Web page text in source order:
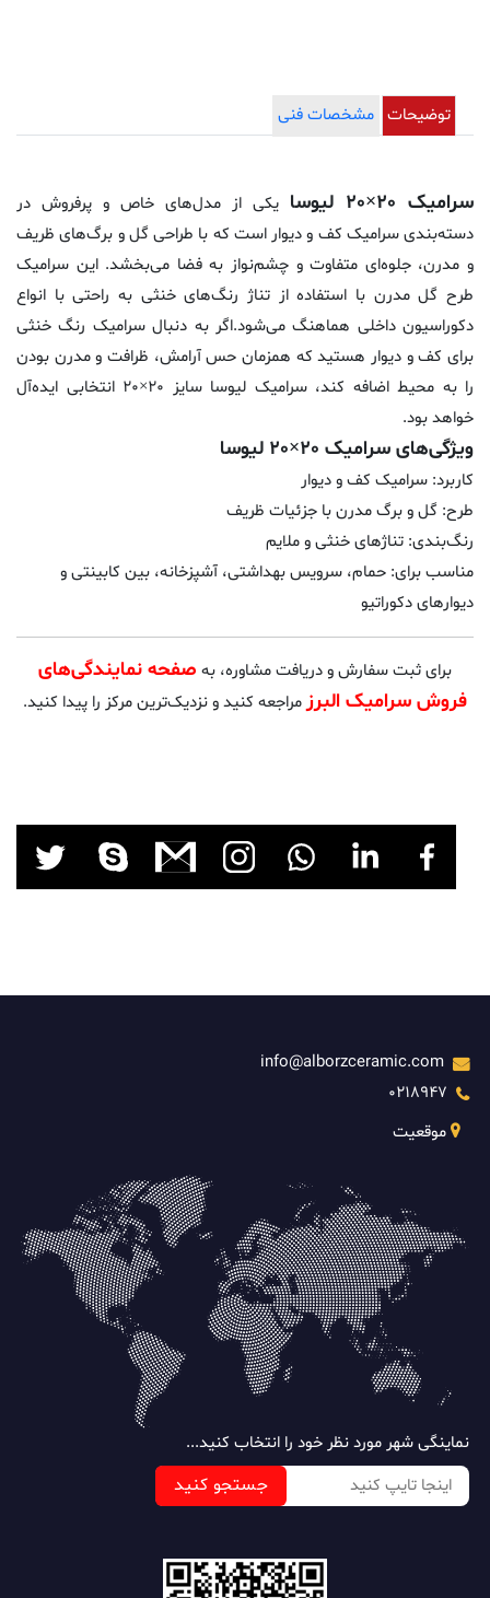
توضیحات مشخصات فنی
سرامیک 20×20 لیوسا
یکی از مدل‌های خاص و پرفروش در
دسته‌بندی سرامیک کف و دیوار است که با طراحی گل و برگ‌های ظریف
و مدرن، جلوه‌ای متفاوت و چشم‌نواز به فضا می‌بخشد. این سرامیک
طرح گل مدرن با استفاده از تناژ رنگ‌های خنثی به‌ راحتی با انواع
دکوراسیون داخلی هماهنگ می‌شود.اگر به دنبال سرامیک رنگ خنثی
برای کف و دیوار هستید که همزمان حس آرامش، ظرافت و مدرن بودن
را به محیط اضافه کند، سرامیک لیوسا سایز 20×20 انتخابی ایده‌آل
خواهد بود.
ویژگی‌های سرامیک 20×20 لیوسا
کاربرد: سرامیک کف و دیوار
طرح: گل و برگ مدرن با جزئیات ظریف
رنگ‌بندی: تناژهای خنثی و ملایم
مناسب برای: حمام، سرویس بهداشتی، آشپزخانه، بین کابینتی و
دیوارهای دکوراتیو
برای ثبت سفارش و دریافت مشاوره، به صفحه نمایندگی‌های
فروش سرامیک البرزمراجعه کنید و نزدیک‌ترین مرکز را پیدا کنید.
info@alborzceramic.com
0218947
موقعیت
نماینگی شهر مورد نظر خود را انتخاب کنید...
جستجو کنید